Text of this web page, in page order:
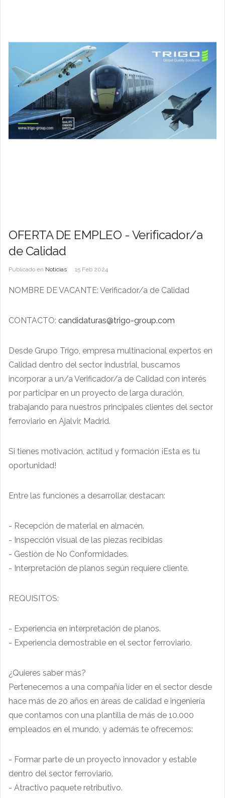
OFERTA DE EMPLEO - Verificador/a
de Calidad
Publicado en Noticias 15 Feb 2024
NOMBRE DE VACANTE: Verificador/a de Calidad
CONTACTO: candidaturas@trigo-group.com
Desde Grupo Trigo, empresa multinacional expertos en
Calidad dentro del sector industrial, buscamos
incorporar a un/a Verificador/a de Calidad con interés
por participar en un proyecto de larga duración,
trabajando para nuestros principales clientes del sector
ferroviario en Ajalvir, Madrid.
Si tienes motivación, actitud y formación ¡Esta es tu
oportunidad!
Entre las funciones a desarrollar, destacan:
- Recepción de material en almacén.
- Inspección visual de las piezas recibidas
- Gestión de No Conformidades.
- Interpretación de planos según requiere cliente.
REQUISITOS:
- Experiencia en interpretación de planos.
- Experiencia demostrable en el sector ferroviario.
¿Quieres saber más?
Pertenecemos a una compañía líder en el sector desde
hace más de 20 años en áreas de calidad e ingeniería
que contamos con una plantilla de más de 10.000
empleados en el mundo, y además te ofrecemos:
- Formar parte de un proyecto innovador y estable
dentro del sector ferroviario.
- Atractivo paquete retributivo.